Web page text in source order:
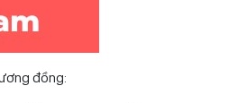
đồng: